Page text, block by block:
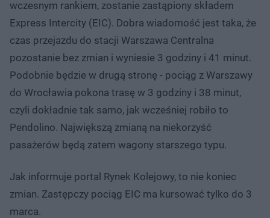
wczesnym rankiem, zostanie zastąpiony składem
Express Intercity (EIC). Dobra wiadomość jest taka, że
czas przejazdu do stacji Warszawa Centralna
pozostanie bez zmian i wyniesie 3 godziny i 41 minut.
Podobnie będzie w drugą stronę - pociąg z Warszawy
do Wrocławia pokona trasę w 3 godziny i 38 minut,
czyli dokładnie tak samo, jak wcześniej robiło to
Pendolino. Największą zmianą na niekorzyść
pasażerów będą zatem wagony starszego typu.
Jak informuje portal Rynek Kolejowy, to nie koniec
zmian. Zastępczy pociąg EIC ma kursować tylko do 3
marca.